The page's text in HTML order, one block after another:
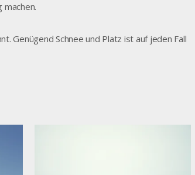
Genügend Schnee und Platz ist auf jeden Fall